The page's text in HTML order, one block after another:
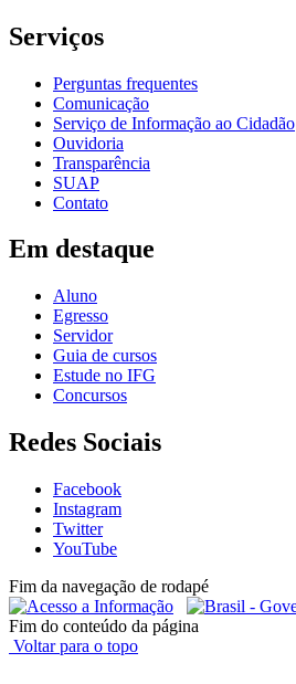
Serviços
Perguntas frequentes
Comunicação
Serviço de Informação ao Cidadão
Ouvidoria
Transparência
SUAP
Contato
Em destaque
Aluno
Egresso
Servidor
Guia de cursos
Estude no IFG
Concursos
Redes Sociais
Facebook
Instagram
Twitter
YouTube
Fim da navegação de rodapé
Fim do conteúdo da página
Voltar para o topo